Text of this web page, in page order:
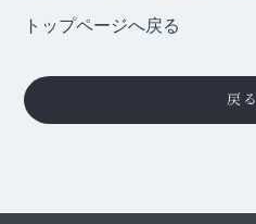
トップページへ戻る
戻る